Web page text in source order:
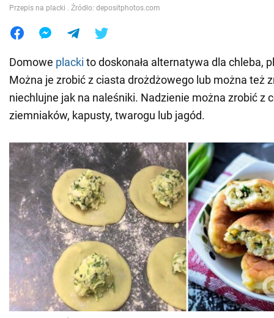
Jedzenie
Przepis na placki . Źródło: depositphotos.com
Domowe placki to doskonała alternatywa dla chleba,
Można je zrobić z ciasta drożdżowego lub można też
niechlujne jak na naleśniki. Nadzienie można zrobić z
ziemniaków, kapusty, twarogu lub jagód.